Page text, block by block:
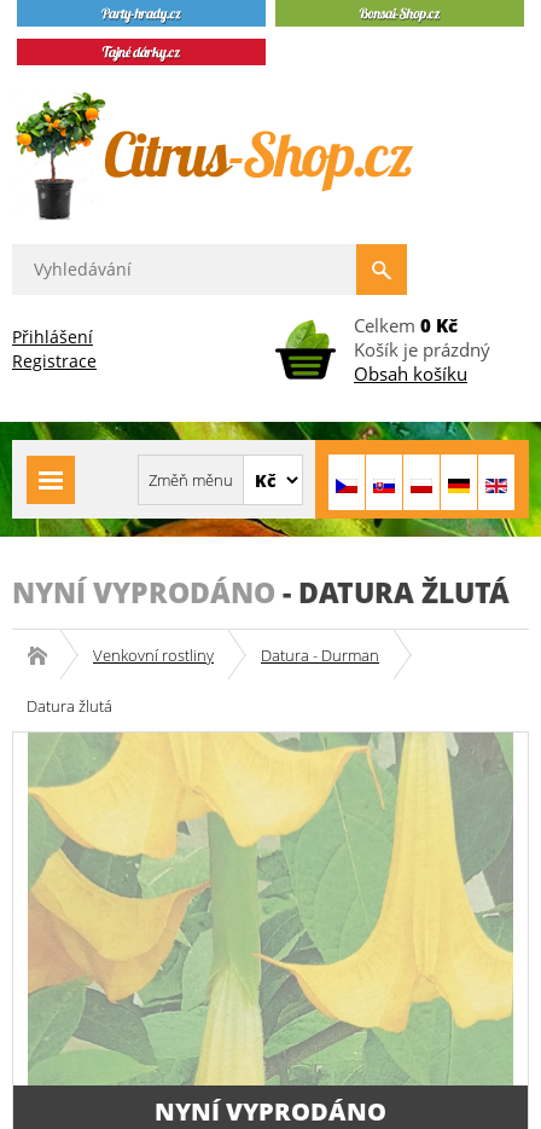
Přihlášení
Registrace
Celkem 0 Kč
Košík je prázdný
Obsah košíku
NYNÍ VYPRODÁNO - DATURA ŽLUTÁ
Venkovní rostliny Datura - Durman
Datura žlutá
NYNÍ VYPRODÁNO